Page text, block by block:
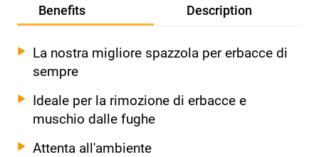
Benefits Description
La nostra migliore spazzola per erbacce di
sempre
Ideale per la rimozione di erbacce e
muschio dalle fughe
Attenta all'ambiente